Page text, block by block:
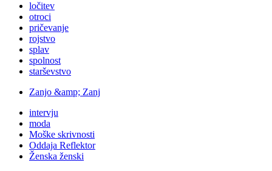
ločitev
otroci
pričevanje
rojstvo
splav
spolnost
starševstvo
Zanjo &amp; Zanj
intervju
moda
Moške skrivnosti
Oddaja Reflektor
Ženska ženski